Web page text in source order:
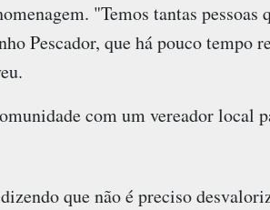
"Temos tantas pessoas
Pescador, que há pouco tempo
com um vereador local
que não é preciso